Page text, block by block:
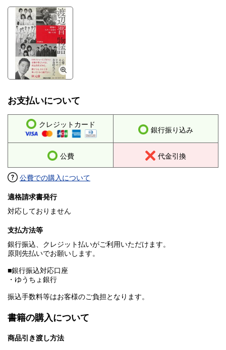
お支払いについて
クレジットカード
銀行振り込み
公費 代金引換
公費での購入について
適格請求書発行
対応しておりません
支払方法等
銀行振込、クレジット払いがご利用いただけます。
原則先払いでお願いします。
■銀行振込対応口座
・ゆうちょ銀行
振込手数料等はお客様のご負担となります。
書籍の購入について
商品引き渡し方法